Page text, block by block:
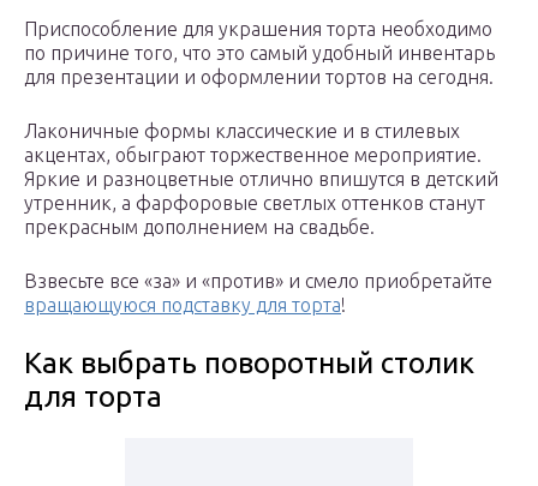
Приспособление для украшения торта необходимо
по причине того, что это самый удобный инвентарь
для презентации и оформлении тортов на сегодня.
Лаконичные формы классические и в стилевых
акцентах, обыграют торжественное мероприятие.
Яркие и разноцветные отлично впишутся в детский
утренник, а фарфоровые светлых оттенков станут
прекрасным дополнением на свадьбе.
Взвесьте все «за» и «против» и смело приобретайте
вращающуюся подставку для торта!
Как выбрать поворотный столик
для торта